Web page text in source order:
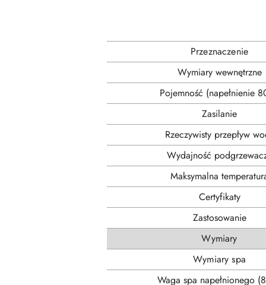
Przeznaczenie
Wymiary wewnętrzne
Pojemność (napełnienie
Zasilanie
Rzeczywisty przepływ
Wydajność
Maksymalna
Certyfikaty
Zastosowanie
Wymiary
Wymiary spa
Waga spa napełnionego